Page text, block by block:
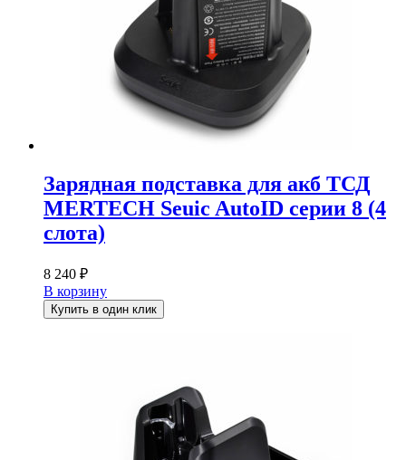
Зарядная подставка для акб ТСД
MERTECH Seuic AutoID серии 8 (4
слота)
8 240 ₽
В корзину
Купить в один клик